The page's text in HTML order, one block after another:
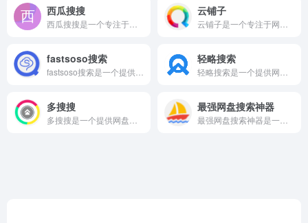
西瓜搜搜 云铺子
fastsoso搜索 轻略搜索
多搜搜 最强网盘搜索神器